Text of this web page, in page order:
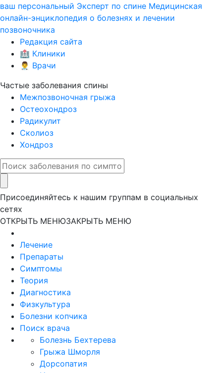
ваш персональный Эксперт по спине Медицинская
онлайн-энциклопедия о болезнях и лечении
позвоночника
Редакция сайта
🏥 Клиники
👨‍⚕️ Врачи
Частые заболевания спины
Межпозвоночная грыжа
Остеохондроз
Радикулит
Сколиоз
Хондроз
Присоединяйтесь к нашим группам в социальных
сетях
ОТКРЫТЬ МЕНЮЗАКРЫТЬ МЕНЮ
Лечение
Препараты
Симптомы
Теория
Диагностика
Физкультура
Болезни копчика
Поиск врача
Болезнь Бехтерева
Грыжа Шморля
Дорсопатия